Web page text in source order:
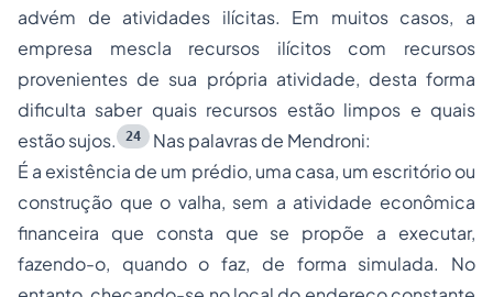
advém de atividades ilícitas. Em muitos casos, a
empresa mescla recursos ilícitos com recursos
provenientes de sua própria atividade, desta forma
dificulta saber quais recursos estão limpos e quais
estão sujos.
24
Nas palavras de Mendroni:
É a existência de um prédio, uma casa, um escritório ou
construção que o valha, sem a atividade econômica
financeira que consta que se propõe a executar,
fazendo-o, quando o faz, de forma simulada. No